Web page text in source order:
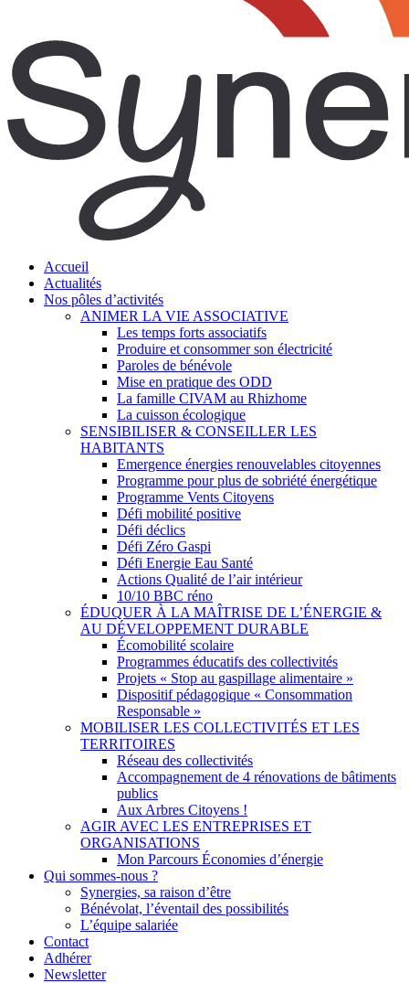
search
Menu
Accueil
Actualités
Nos pôles d’activités
ANIMER LA VIE ASSOCIATIVE
Les temps forts associatifs
Produire et consommer son électricité
Paroles de bénévole
Mise en pratique des ODD
La famille CIVAM au Rhizhome
La cuisson écologique
SENSIBILISER & CONSEILLER LES
HABITANTS
Emergence énergies renouvelables citoyennes
Programme pour plus de sobriété énergétique
Programme Vents Citoyens
Défi mobilité positive
Défi déclics
Défi Zéro Gaspi
Défi Energie Eau Santé
Actions Qualité de l’air intérieur
10/10 BBC réno
ÉDUQUER À LA MAÎTRISE DE L’ÉNERGIE &
AU DÉVELOPPEMENT DURABLE
Écomobilité scolaire
Programmes éducatifs des collectivités
Projets « Stop au gaspillage alimentaire »
Dispositif pédagogique « Consommation
Responsable »
MOBILISER LES COLLECTIVITÉS ET LES
TERRITOIRES
Réseau des collectivités
Accompagnement de 4 rénovations de bâtiments
publics
Aux Arbres Citoyens !
AGIR AVEC LES ENTREPRISES ET
ORGANISATIONS
Mon Parcours Économies d’énergie
Qui sommes-nous ?
Synergies, sa raison d’être
Bénévolat, l’éventail des possibilités
L’équipe salariée
Contact
Adhérer
Newsletter